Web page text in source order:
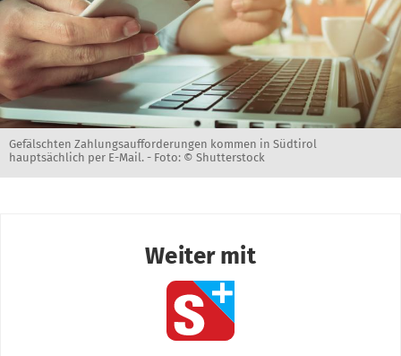
Gefälschten Zahlungsaufforderungen kommen in Südtirol
hauptsächlich per E-Mail. - Foto: © Shutterstock